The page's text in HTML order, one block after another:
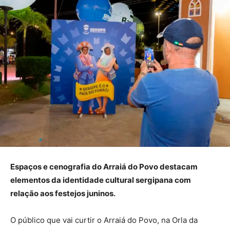
Espaços e cenografia do Arraiá do Povo destacam
elementos da identidade cultural sergipana com
relação aos festejos juninos.
O público que vai curtir o Arraiá do Povo, na Orla da